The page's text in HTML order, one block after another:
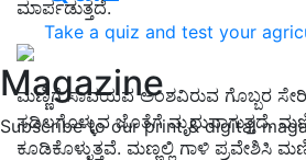
Take a quiz and test your
Magazine
Subscribe to our print & digital
ಮಾರ್ಪಡುತ್ತದೆ.
ಮಣ್ಣಿಗೆ ಸಾವಯವ ಅಂಶವಿರುವ ಗೊಬ್ಬರ
ಸಡಿಲಗೊಳ್ಳುವ ಜೊತೆಗೆ ಮೃದುವಾಗುತ್ತದೆ.
ಕೂಡಿಕೊಳ್ಳುತ್ತವೆ. ಮಣ್ಣಲ್ಲಿ ಗಾಳಿ ಪ್ರವೇಶಿಸಿ